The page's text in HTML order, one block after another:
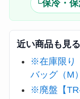
└保冷・
近い商品も見る
※在庫限り
バッグ（M）
※廃盤【